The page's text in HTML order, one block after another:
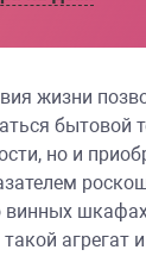
жизни
бытовой
но и
винных
агрегат